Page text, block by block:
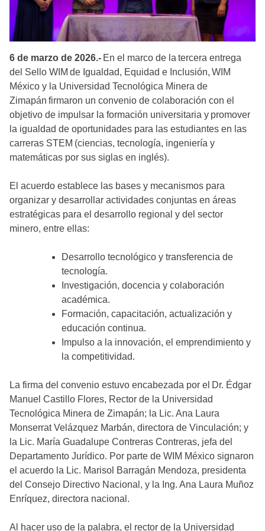
6 de marzo de 2026.- En el marco de la tercera entrega
del Sello WIM de Igualdad, Equidad e Inclusión, WIM
México y la Universidad Tecnológica Minera de
Zimapán firmaron un convenio de colaboración con el
objetivo de impulsar la formación universitaria y promover
la igualdad de oportunidades para las estudiantes en las
carreras STEM (ciencias, tecnología, ingeniería y
matemáticas por sus siglas en inglés).
El acuerdo establece las bases y mecanismos para
organizar y desarrollar actividades conjuntas en áreas
estratégicas para el desarrollo regional y del sector
minero, entre ellas:
Desarrollo tecnológico y transferencia de
tecnología.
Investigación, docencia y colaboración
académica.
Formación, capacitación, actualización y
educación continua.
Impulso a la innovación, el emprendimiento y
la competitividad.
La firma del convenio estuvo encabezada por el Dr. Édgar
Manuel Castillo Flores, Rector de la Universidad
Tecnológica Minera de Zimapán; la Lic. Ana Laura
Monserrat Velázquez Marbán, directora de Vinculación; y
la Lic. María Guadalupe Contreras Contreras, jefa del
Departamento Jurídico. Por parte de WIM México signaron
el acuerdo la Lic. Marisol Barragán Mendoza, presidenta
del Consejo Directivo Nacional, y la Ing. Ana Laura Muñoz
Enríquez, directora nacional.
Al hacer uso de la palabra, el rector de la Universidad